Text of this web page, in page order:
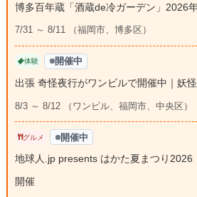
博多百年蔵「酒蔵de冷ガーデン」2026
7/31 ～ 8/11 （福岡市、博多区）
体験 開催中
出張 奇怪夜行がワンビルで開催中｜妖
8/3 ～ 8/12 （ワンビル、福岡市、中央区）
グルメ 開催中
地球人.jp presents はかた夏まつり2026
開催